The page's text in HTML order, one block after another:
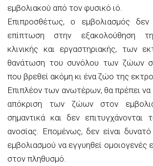
εμβολιακού από τον φυσικό ιό.
Επιπροσθέτως, ο εμβολιασμός
επίπτωση στην εξακολούθηση
κλινικής και εργαστηριακής, των
θανάτωση του συνόλου των ζώων
που βρεθεί ακόμη κι ένα ζώο της
Επιπλέον των ανωτέρων, θα πρέπει να
απόκριση των ζώων στον
σημαντικά και δεν επιτυγχάνονται
ανοσίας. Επομένως, δεν είναι
εμβολιασμού να εγγυηθεί ομοιογενές
στον πληθυσμό.